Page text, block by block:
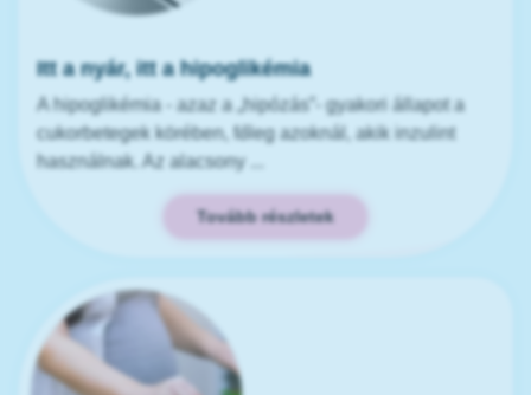
Itt a nyár, itt a hipoglikémia
A hipoglikémia - azaz a „hipózás”- gyakori állapot a
cukorbetegek körében, főleg azoknál, akik inzulint
használnak. Az alacsony ...
Tovább részletek